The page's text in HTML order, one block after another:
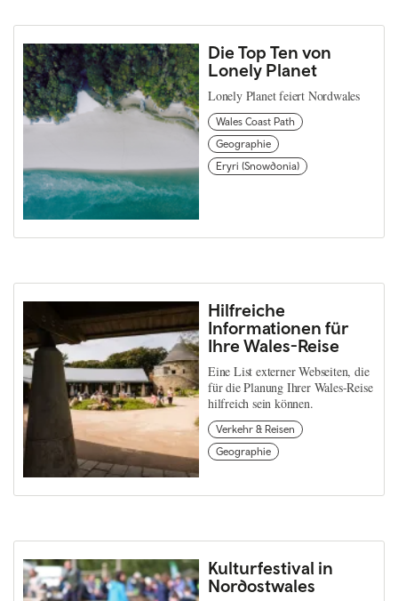
Die Top Ten von
Lonely Planet
Lonely Planet feiert Nordwales
Wales Coast Path
Geographie
Eryri (Snowdonia)
Hilfreiche
Informationen für
Ihre Wales-Reise
Eine List externer Webseiten, die
für die Planung Ihrer Wales-Reise
hilfreich sein können.
Verkehr & Reisen
Geographie
Kulturfestival in
Nordostwales